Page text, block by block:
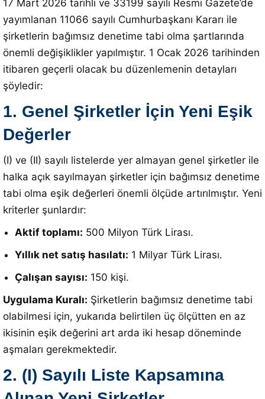
17 Mart 2026 tarihli ve 33199 sayılı Resmi Gazete’de
yayımlanan 11066 sayılı Cumhurbaşkanı Kararı ile
şirketlerin bağımsız denetime tabi olma şartlarında
önemli değişiklikler yapılmıştır. 1 Ocak 2026 tarihinden
itibaren geçerli olacak bu düzenlemenin detayları
şöyledir:
1. Genel Şirketler İçin Yeni Eşik
Değerler
(I) ve (II) sayılı listelerde yer almayan genel şirketler ile
halka açık sayılmayan şirketler için bağımsız denetime
tabi olma eşik değerleri önemli ölçüde artırılmıştır. Yeni
kriterler şunlardır:
Aktif toplamı: 500 Milyon Türk Lirası.
Yıllık net satış hasılatı: 1 Milyar Türk Lirası.
Çalışan sayısı: 150 kişi.
Uygulama Kuralı: Şirketlerin bağımsız denetime tabi
olabilmesi için, yukarıda belirtilen üç ölçütten en az
ikisinin eşik değerini art arda iki hesap döneminde
aşmaları gerekmektedir.
2. (I) Sayılı Liste Kapsamına